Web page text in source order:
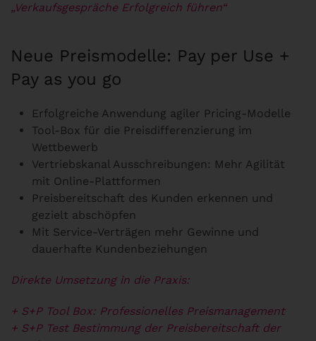
„Verkaufsgespräche Erfolgreich führen“
Neue Preismodelle: Pay per Use +
Pay as you go
Erfolgreiche Anwendung agiler Pricing-Modelle
Tool-Box für die Preisdifferenzierung im
Wettbewerb
Vertriebskanal Ausschreibungen: Mehr Agilität
mit Online-Plattformen
Preisbereitschaft des Kunden erkennen und
gezielt abschöpfen
Mit Service-Verträgen mehr Gewinne und
dauerhafte Kundenbeziehungen
Direkte Umsetzung in die Praxis:
+ S+P Tool Box: Professionelles Preismanagement
+ S+P Test Bestimmung der Preisbereitschaft der